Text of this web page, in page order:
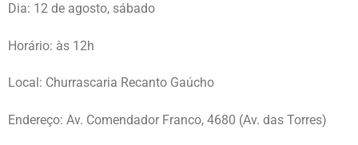
Dia: 12 de agosto, sábado
Horário: às 12h
Local: Churrascaria Recanto Gaúcho
Endereço: Av. Comendador Franco, 4680 (Av. das Torres)